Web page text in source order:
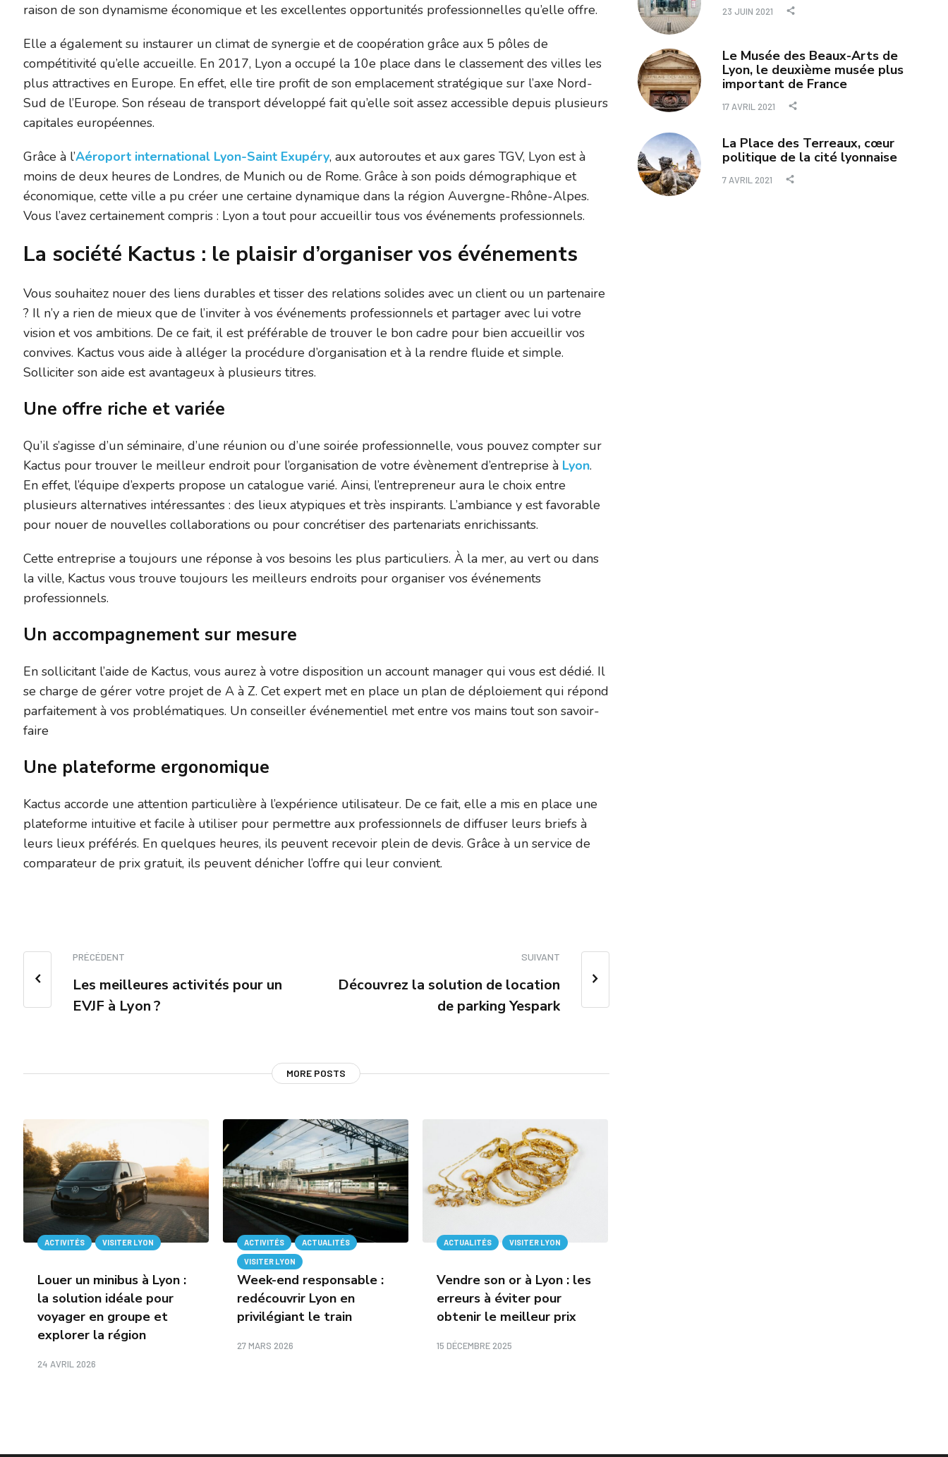
raison de son dynamisme économique et les excellentes opportunités professionnelles qu’elle offre.
Elle a également su instaurer un climat de synergie et de coopération grâce aux 5 pôles de
compétitivité qu’elle accueille. En 2017, Lyon a occupé la 10e place dans le classement des villes les
plus attractives en Europe. En effet, elle tire profit de son emplacement stratégique sur l’axe Nord-
Sud de l’Europe. Son réseau de transport développé fait qu’elle soit assez accessible depuis plusieurs
capitales européennes.
Grâce à l’Aéroport international Lyon-Saint Exupéry, aux autoroutes et aux gares TGV, Lyon est à
moins de deux heures de Londres, de Munich ou de Rome. Grâce à son poids démographique et
économique, cette ville a pu créer une certaine dynamique dans la région Auvergne-Rhône-Alpes.
Vous l’avez certainement compris : Lyon a tout pour accueillir tous vos événements professionnels.
La société Kactus : le plaisir d’organiser vos événements
Vous souhaitez nouer des liens durables et tisser des relations solides avec un client ou un partenaire
? Il n’y a rien de mieux que de l’inviter à vos événements professionnels et partager avec lui votre
vision et vos ambitions. De ce fait, il est préférable de trouver le bon cadre pour bien accueillir vos
convives. Kactus vous aide à alléger la procédure d’organisation et à la rendre fluide et simple.
Solliciter son aide est avantageux à plusieurs titres.
Une offre riche et variée
Qu’il s’agisse d’un séminaire, d’une réunion ou d’une soirée professionnelle, vous pouvez compter sur
Kactus pour trouver le meilleur endroit pour l’organisation de votre évènement d’entreprise à Lyon.
En effet, l’équipe d’experts propose un catalogue varié. Ainsi, l’entrepreneur aura le choix entre
plusieurs alternatives intéressantes : des lieux atypiques et très inspirants. L’ambiance y est favorable
pour nouer de nouvelles collaborations ou pour concrétiser des partenariats enrichissants.
Cette entreprise a toujours une réponse à vos besoins les plus particuliers. À la mer, au vert ou dans
la ville, Kactus vous trouve toujours les meilleurs endroits pour organiser vos événements
professionnels.
Un accompagnement sur mesure
En sollicitant l’aide de Kactus, vous aurez à votre disposition un account manager qui vous est dédié. Il
se charge de gérer votre projet de A à Z. Cet expert met en place un plan de déploiement qui répond
parfaitement à vos problématiques. Un conseiller événementiel met entre vos mains tout son savoir-
faire
Une plateforme ergonomique
Kactus accorde une attention particulière à l’expérience utilisateur. De ce fait, elle a mis en place une
plateforme intuitive et facile à utiliser pour permettre aux professionnels de diffuser leurs briefs à
leurs lieux préférés. En quelques heures, ils peuvent recevoir plein de devis. Grâce à un service de
comparateur de prix gratuit, ils peuvent dénicher l’offre qui leur convient.
PRÉCÉDENT
Les meilleures activités pour un
EVJF à Lyon ?
SUIVANT
Découvrez la solution de location
de parking Yespark
MORE POSTS
ACTIVITÉS VISITER LYON
Louer un minibus à Lyon :
la solution idéale pour
voyager en groupe et
explorer la région
24 AVRIL 2026
ACTIVITÉS ACTUALITÉS
VISITER LYON
Week-end responsable :
redécouvrir Lyon en
privilégiant le train
27 MARS 2026
ACTUALITÉS VISITER LYON
Vendre son or à Lyon : les
erreurs à éviter pour
obtenir le meilleur prix
15 DÉCEMBRE 2025
23 JUIN 2021
Le Musée des Beaux-Arts de
Lyon, le deuxième musée plus
important de France
17 AVRIL 2021
La Place des Terreaux, cœur
politique de la cité lyonnaise
7 AVRIL 2021